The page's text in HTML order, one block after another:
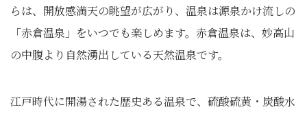
らは、開放感満天の眺望が広がり、温泉は源泉かけ流しの
「赤倉温泉」をいつでも楽しめます。赤倉温泉は、妙高山
の中腹より自然湧出している天然温泉です。
江戸時代に開湯された歴史ある温泉で、硫酸硫黄・炭酸水